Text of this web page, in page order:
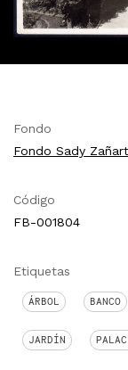
Fondo
Fondo Sady
Código
FB-001804
Etiquetas
ÁRBOL BANCO
JARDÍN